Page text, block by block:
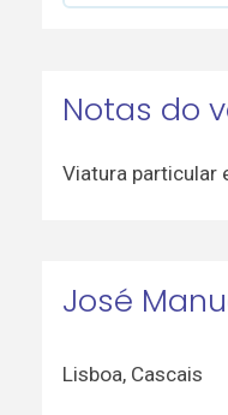
Notas do
Viatura particular
José
Lisboa, Cascais